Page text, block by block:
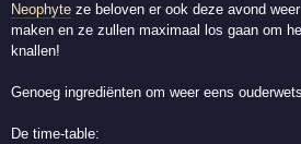
Neophyte ze beloven er ook deze avond
maken en ze zullen maximaal los gaan om
knallen!
Genoeg ingrediënten om weer eens
De time-table: